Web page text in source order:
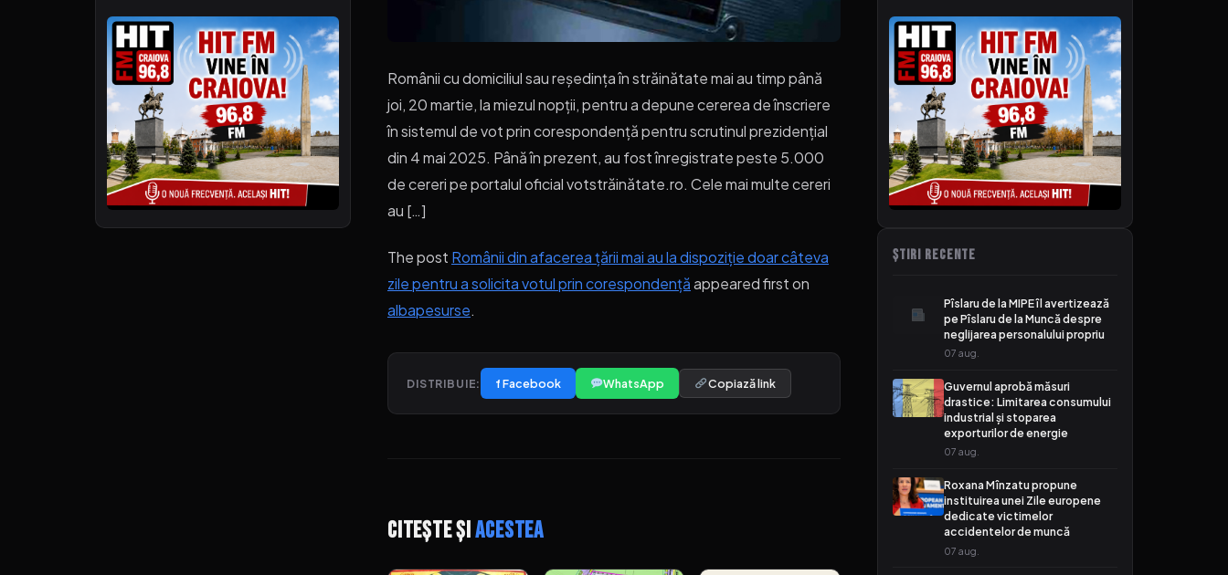
Românii cu domiciliul sau reședința în străinătate mai au timp până
joi, 20 martie, la miezul nopții, pentru a depune cererea de înscriere
în sistemul de vot prin corespondență pentru scrutinul prezidențial
din 4 mai 2025. Până în prezent, au fost înregistrate peste 5.000
de cereri pe portalul oficial votstrăinătate.ro. Cele mai multe cereri
au […]
The post Românii din afacerea țării mai au la dispoziție doar câteva
zile pentru a solicita votul prin corespondențăappeared first on
albapesurse.
DISTRIBUIE: f Facebook WhatsApp Copiază link
Citește șiacestea
ȘTIRI RECENTE
Pîslaru de la MIPE îl avertizează
pe Pîslaru de la Muncă despre
neglijarea personalului propriu
07 aug.
Guvernul aprobă măsuri
drastice: Limitarea consumului
industrial și stoparea
exporturilor de energie
07 aug.
Roxana Mînzatu propune
instituirea unei Zile europene
dedicate victimelor
accidentelor de muncă
07 aug.